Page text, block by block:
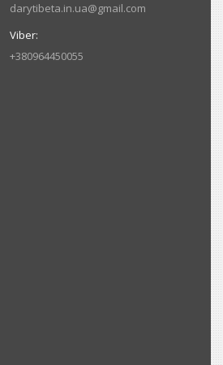
darytibeta.in.ua@gmail.com
+380964450055